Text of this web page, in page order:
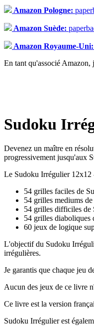
Amazon Pologne:
Amazon Suède:
Amazon Royaume-Uni:
En tant qu'associé Amazon,
Sudoku
Devenez un maître en
progressivement jusqu'aux
Le Sudoku Irrégulier 12x12
54 grilles faciles de
54 grilles mediums
54 grilles difficiles
54 grilles
60 jeux de logique
L'objectif du Sudoku
irrégulières.
Je garantis que chaque jeu
Aucun des jeux de ce livre
Ce livre est la version
Sudoku Irrégulier est